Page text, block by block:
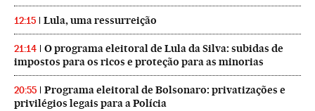
12:15 Lula, uma ressurreição
21:14
O programa eleitoral de Lula da Silva: subidas de
impostos para os ricos e proteção para as minorias
20:55
Programa eleitoral de Bolsonaro: privatizações e
privilégios legais para a Polícia